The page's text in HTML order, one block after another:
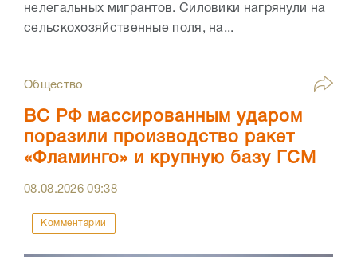
нелегальных мигрантов. Силовики нагрянули на
сельскохозяйственные поля, на...
Общество
ВС РФ массированным ударом
поразили производство ракет
«Фламинго» и крупную базу ГСМ
08.08.202609:38
Комментарии